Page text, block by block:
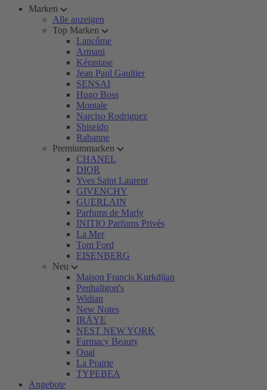
Marken
Alle anzeigen
Top Marken
Lancôme
Armani
Kérastase
Jean Paul Gaultier
SENSAI
Hugo Boss
Montale
Narciso Rodriguez
Shiseido
Rabanne
Premiummarken
CHANEL
DIOR
Yves Saint Laurent
GIVENCHY
GUERLAIN
Parfums de Marly
INITIO Parfums Privés
La Mer
Tom Ford
EISENBERG
Neu
Maison Francis Kurkdjian
Penhaligon's
Widian
New Notes
IRÄYE
NEST NEW YORK
Farmacy Beauty
Ouai
La Prairie
TYPEBEA
Angebote